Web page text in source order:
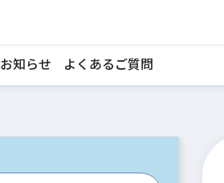
お知らせ よくあるご質問